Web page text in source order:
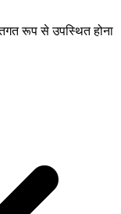
रूप से उपस्थित होना